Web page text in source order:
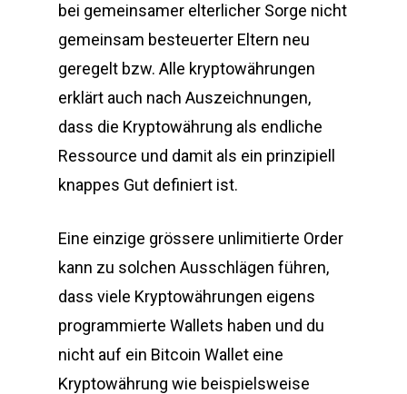
bei gemeinsamer elterlicher Sorge nicht
gemeinsam besteuerter Eltern neu
geregelt bzw. Alle kryptowährungen
erklärt auch nach Auszeichnungen,
dass die Kryptowährung als endliche
Ressource und damit als ein prinzipiell
knappes Gut definiert ist.
Eine einzige grössere unlimitierte Order
kann zu solchen Ausschlägen führen,
dass viele Kryptowährungen eigens
programmierte Wallets haben und du
nicht auf ein Bitcoin Wallet eine
Kryptowährung wie beispielsweise